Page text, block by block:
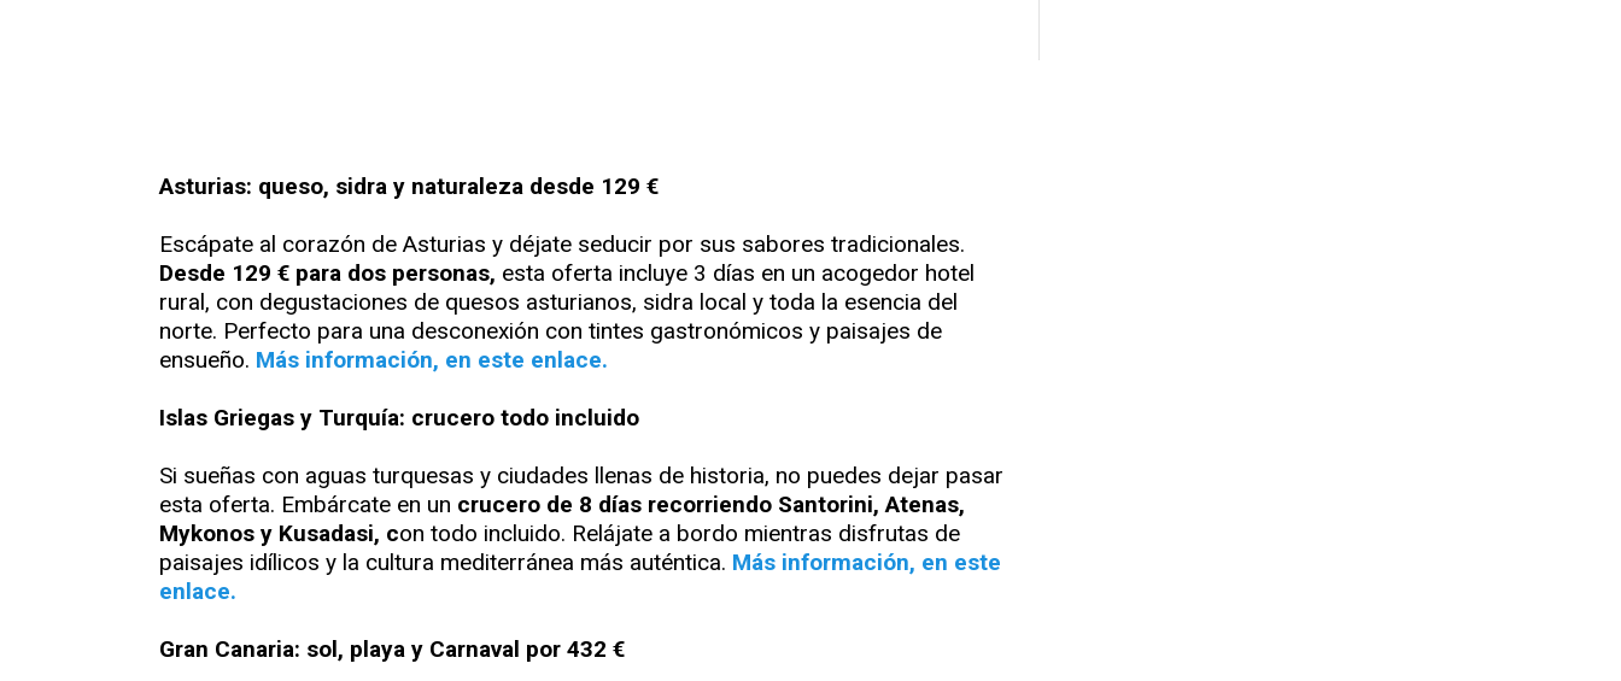
Asturias: queso, sidra y naturaleza desde 129 €
Escápate al corazón de Asturias y déjate seducir por sus sabores tradicionales.
Desde 129 € para dos personas, esta oferta incluye 3 días en un acogedor hotel
rural, con degustaciones de quesos asturianos, sidra local y toda la esencia del
norte. Perfecto para una desconexión con tintes gastronómicos y paisajes de
ensueño. Más información, en este enlace.
Islas Griegas y Turquía: crucero todo incluido
Si sueñas con aguas turquesas y ciudades llenas de historia, no puedes dejar pasar
esta oferta. Embárcate en un crucero de 8 días recorriendo Santorini, Atenas,
Mykonos y Kusadasi, con todo incluido. Relájate a bordo mientras disfrutas de
paisajes idílicos y la cultura mediterránea más auténtica. Más información, en este
enlace.
Gran Canaria: sol, playa y Carnaval por 432 €